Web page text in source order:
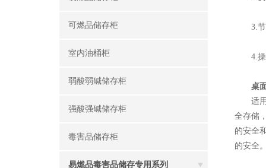
可燃品储存柜
室内油桶柜
弱酸弱碱储存柜
强酸强碱储存柜
毒害品储存柜
易燃品毒害品储存专用系列
3.节能
4.操作
桌
适用
全存储
的安全
的安全